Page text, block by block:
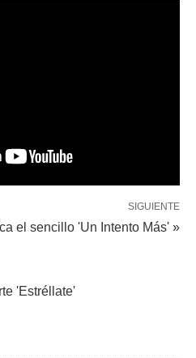
SIGUIENTE
el sencillo 'Un Intento Más' »
'Estréllate'